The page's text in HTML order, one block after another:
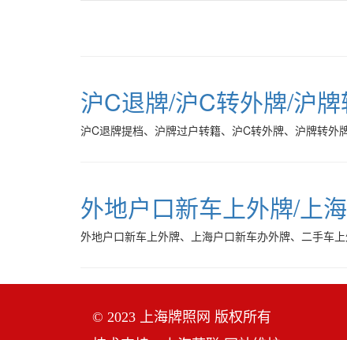
沪C退牌/沪C转外牌/沪
沪C退牌提档、沪牌过户转籍、沪C转外牌、沪牌转
外地户口新车上外牌/上
外地户口新车上外牌、上海户口新车办外牌、二手车
© 2023 上海牌照网 版权所有